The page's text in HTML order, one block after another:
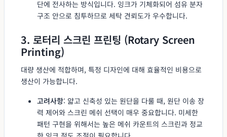
단에 전사하는 방식입니다. 잉크가 기체화되어 섬유 분자
구조 안으로 침투하므로 세탁 견뢰도가 우수합니다.
3. 로터리 스크린 프린팅 (Rotary Screen
Printing)
대량 생산에 적합하며, 특정 디자인에 대해 효율적인 비용으로
생산이 가능합니다.
고려사항: 얇고 신축성 있는 원단을 다룰 때, 원단 이송 장
력 제어와 스크린 메쉬 선택이 매우 중요합니다. 미세한
패턴 구현을 위해서는 높은 메쉬 카운트의 스크린과 정교